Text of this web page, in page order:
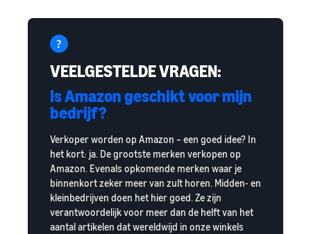
VEELGESTELDE VRAGEN:
Is Amazon geschikt voor mijn
bedrijf?
Verkoper worden op Amazon – een goed idee? In
het kort: ja. De grootste merken verkopen op
Amazon. Evenals opkomende merken waar je
binnenkort zeker meer van zult horen. Midden- en
kleinbedrijven doen het hier goed. Ze zijn
verantwoordelijk voor meer dan de helft van het
aantal artikelen dat wereldwijd in onze winkels